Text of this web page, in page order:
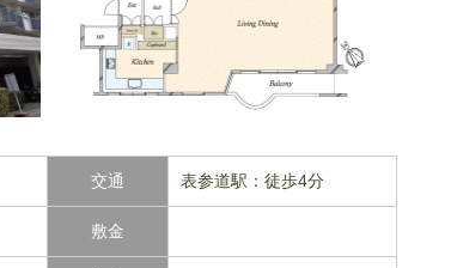
交通 表参道駅：徒歩4分
敷金